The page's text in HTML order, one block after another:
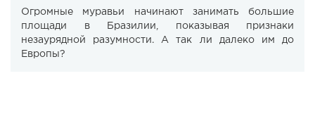
Огромные муравьи начинают занимать большие
площади в Бразилии, показывая признаки
незаурядной разумности. А так ли далеко им до
Европы?